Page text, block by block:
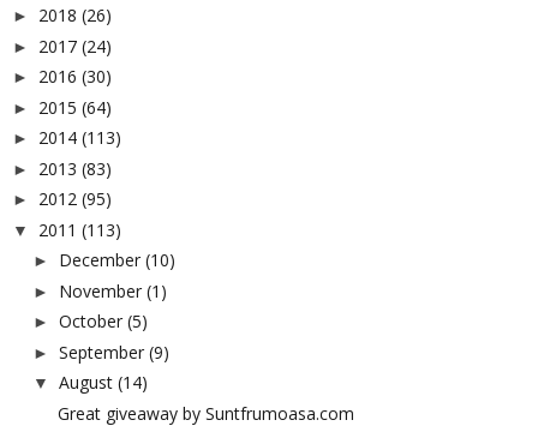
► 2018 (26)
► 2017 (24)
► 2016 (30)
► 2015 (64)
► 2014 (113)
► 2013 (83)
► 2012 (95)
▼ 2011 (113)
► December (10)
► November (1)
► October (5)
► September (9)
▼ August (14)
Great giveaway by Suntfrumoasa.com